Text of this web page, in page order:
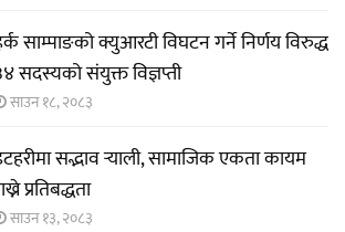
साम्पाङको क्युआरटी विघटन गर्ने निर्णय विरुद्ध
सदस्यको संयुक्त विज्ञप्ती
साउन १८, २०८३
सद्भाव र्‍याली, सामाजिक एकता कायम
प्रतिबद्धता
साउन १३, २०८३